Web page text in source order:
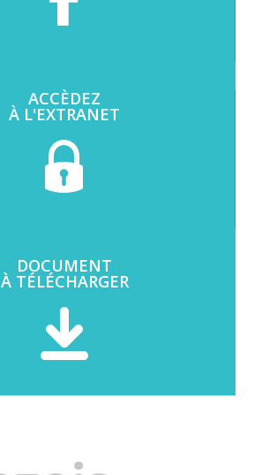
ACCÈDEZ
À L'EXTRANET
DOCUMENT
À TÉLÉCHARGER